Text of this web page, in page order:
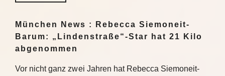
München News : Rebecca Siemoneit-
Barum: „Lindenstraße“-Star hat 21 Kilo
abgenommen
Vor nicht ganz zwei Jahren hat Rebecca Siemoneit-